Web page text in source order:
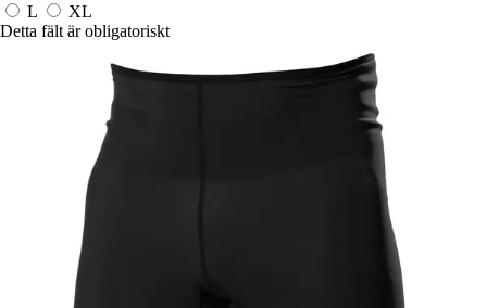
L
XL
Detta fält är obligatoriskt